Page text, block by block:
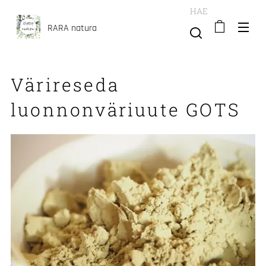
RARA natura
HAE
Värireseda
luonnonväriuute GOTS